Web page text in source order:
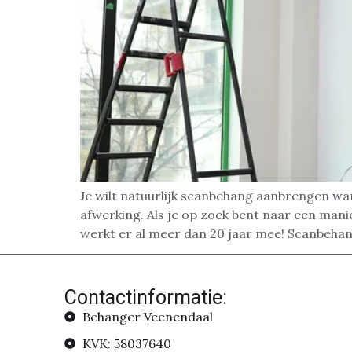
Je wilt natuurlijk scanbehang aanbrengen
afwerking. Als je op zoek bent naar een
werkt er al meer dan 20 jaar mee!
Contactinformatie:
Behanger Veenendaal
KVK: 58037640